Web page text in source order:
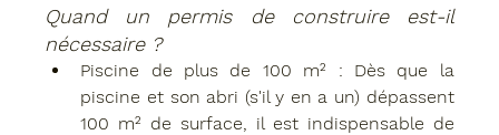
Quand un permis de construire est-il
nécessaire ?
Piscine de plus de 100 m² : Dès que la
piscine et son abri (s'il y en a un) dépassent
100 m² de surface, il est indispensable de